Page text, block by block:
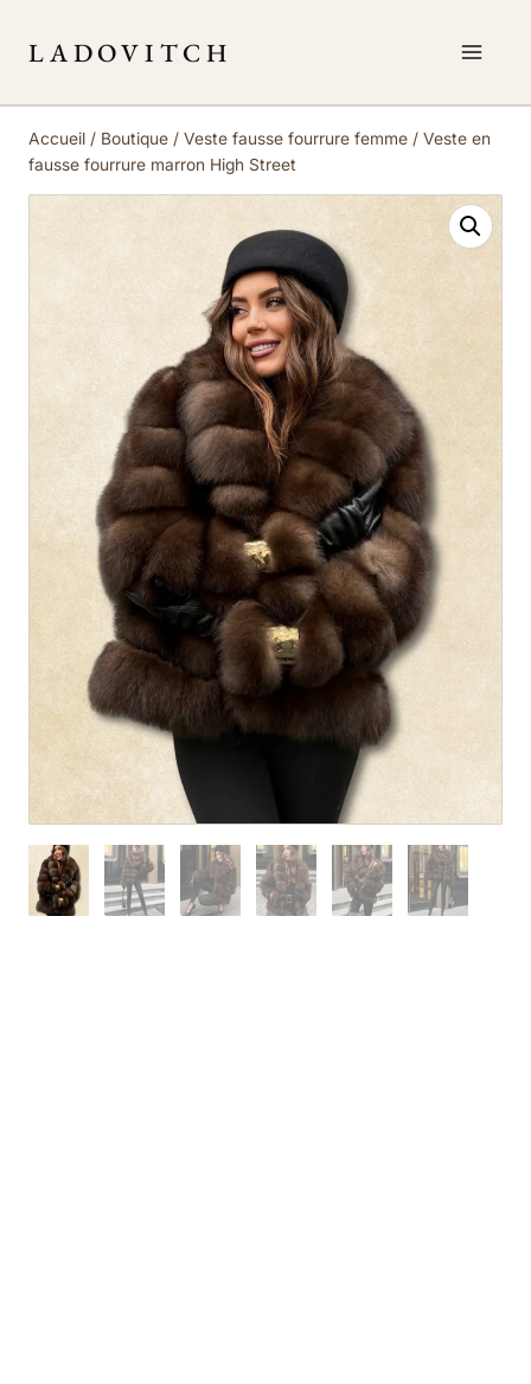
LADOVITCH
Accueil / Boutique / Veste fausse fourrure femme / Veste en
fausse fourrure marron High Street